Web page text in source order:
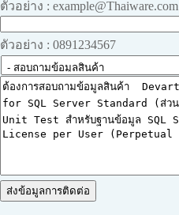
ตัวอย่าง : example@Thaiware.com
ตัวอย่าง : 0891234567